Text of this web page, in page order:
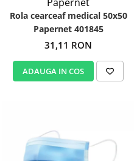
Rola cearceaf medical 50x50
Papernet 401845
31,11 RON
ADAUGA IN COS